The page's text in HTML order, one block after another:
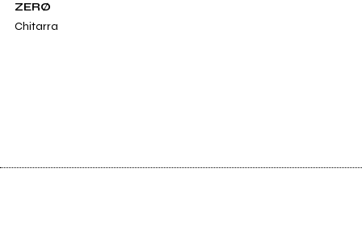
ZERØ
Chitarra